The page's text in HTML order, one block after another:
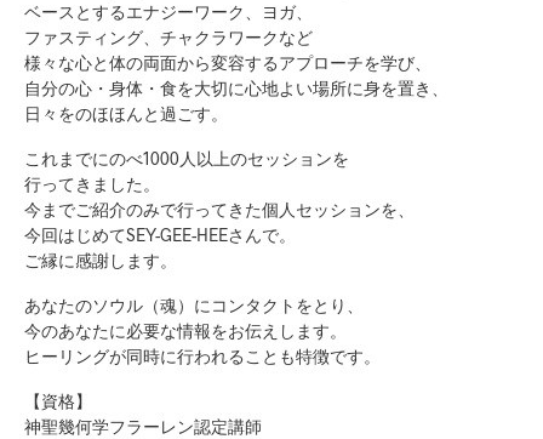
ベースとするエナジーワーク、ヨガ、
ファスティング、チャクラワークなど
様々な心と体の両面から変容するアプローチを学び、
自分の心・身体・食を大切に心地よい場所に身を置き、
日々をのほほんと過ごす。
これまでにのべ1000人以上のセッションを
行ってきました。
今までご紹介のみで行ってきた個人セッションを、
今回はじめてSEY-GEE-HEEさんで。
ご縁に感謝します。
あなたのソウル（魂）にコンタクトをとり、
今のあなたに必要な情報をお伝えします。
ヒーリングが同時に行われることも特徴です。
【資格】
神聖幾何学フラーレン認定講師